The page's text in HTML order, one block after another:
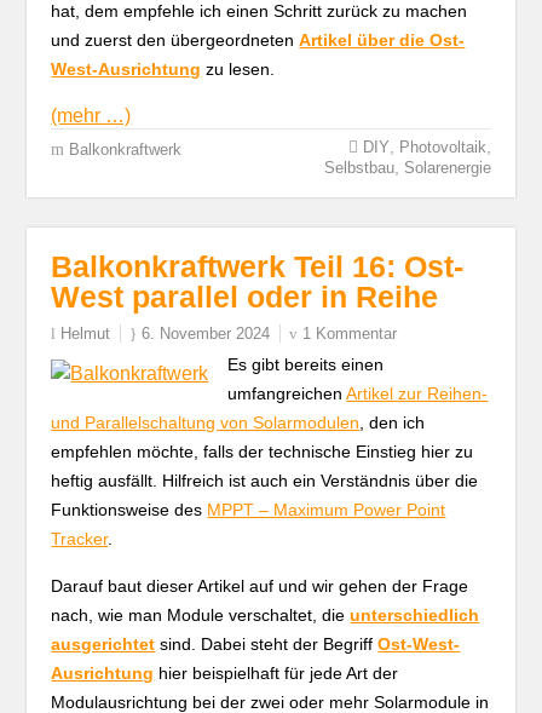
hat, dem empfehle ich einen Schritt zurück zu machen
und zuerst den übergeordnetenArtikel über die Ost-
West-Ausrichtung zu lesen.
(mehr …)
Balkonkraftwerk DIY Photovoltaik
Selbstbau, Solarenergie
Balkonkraftwerk Teil 16: Ost-
West parallel oder in Reihe
Helmut 6. November 2024 1 Kommentar
Es gibt bereits einen
umfangreichenArtikel zur Reihen-
und Parallelschaltung von Solarmodulen , den ich
empfehlen möchte, falls der technische Einstieg hier zu
heftig ausfällt. Hilfreich ist auch ein Verständnis über die
Funktionsweise des MPPT – Maximum Power Point
Tracker.
Darauf baut dieser Artikel auf und wir gehen der Frage
nach, wie man Module verschaltet, dieunterschiedlich
ausgerichtet sind. Dabei steht der BegriffOst-West-
Ausrichtung hier beispielhaft für jede Art der
Modulausrichtung bei der zwei oder mehr Solarmodule in